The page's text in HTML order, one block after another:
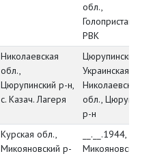
обл.,
Голопристанский
РВК
Николаевская
обл.,
Цюрупинский р-н,
с. Казач. Лагеря
Цюрупинский
Украинская ССР,
Николаевская
обл.,
р-н
Курская обл.,
Микояновский р-
__.__.1944,
Микояновский